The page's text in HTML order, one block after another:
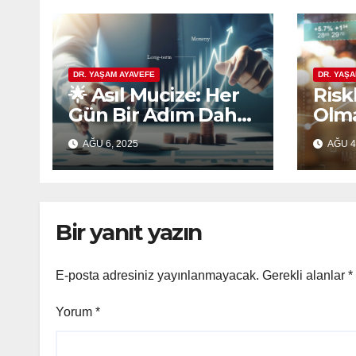
DR. YAŞAM AYAVEFE
🌟 Asıl Mucize: Her
Gün Bir Adım Daha
Atmaktır
AĞU 6, 2025
DR.
AĞU
Bir yanıt yazın
E-posta adresiniz yayınlanmayacak. Gerekli alanlar *
Yorum *